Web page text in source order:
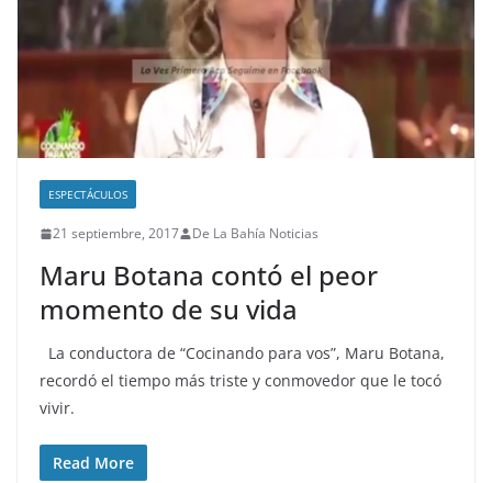
ESPECTÁCULOS
21 septiembre, 2017 De La Bahía Noticias
Maru Botana contó el peor
momento de su vida
La conductora de “Cocinando para vos”, Maru Botana,
recordó el tiempo más triste y conmovedor que le tocó
vivir.
Read More